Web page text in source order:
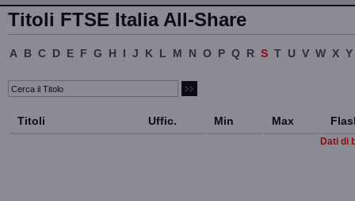
Titoli FTSE Italia All-Share
A B C D E F G H I J K L M N O P Q R S T U V W X Y
Titoli Uffic. Min Max
Dati di